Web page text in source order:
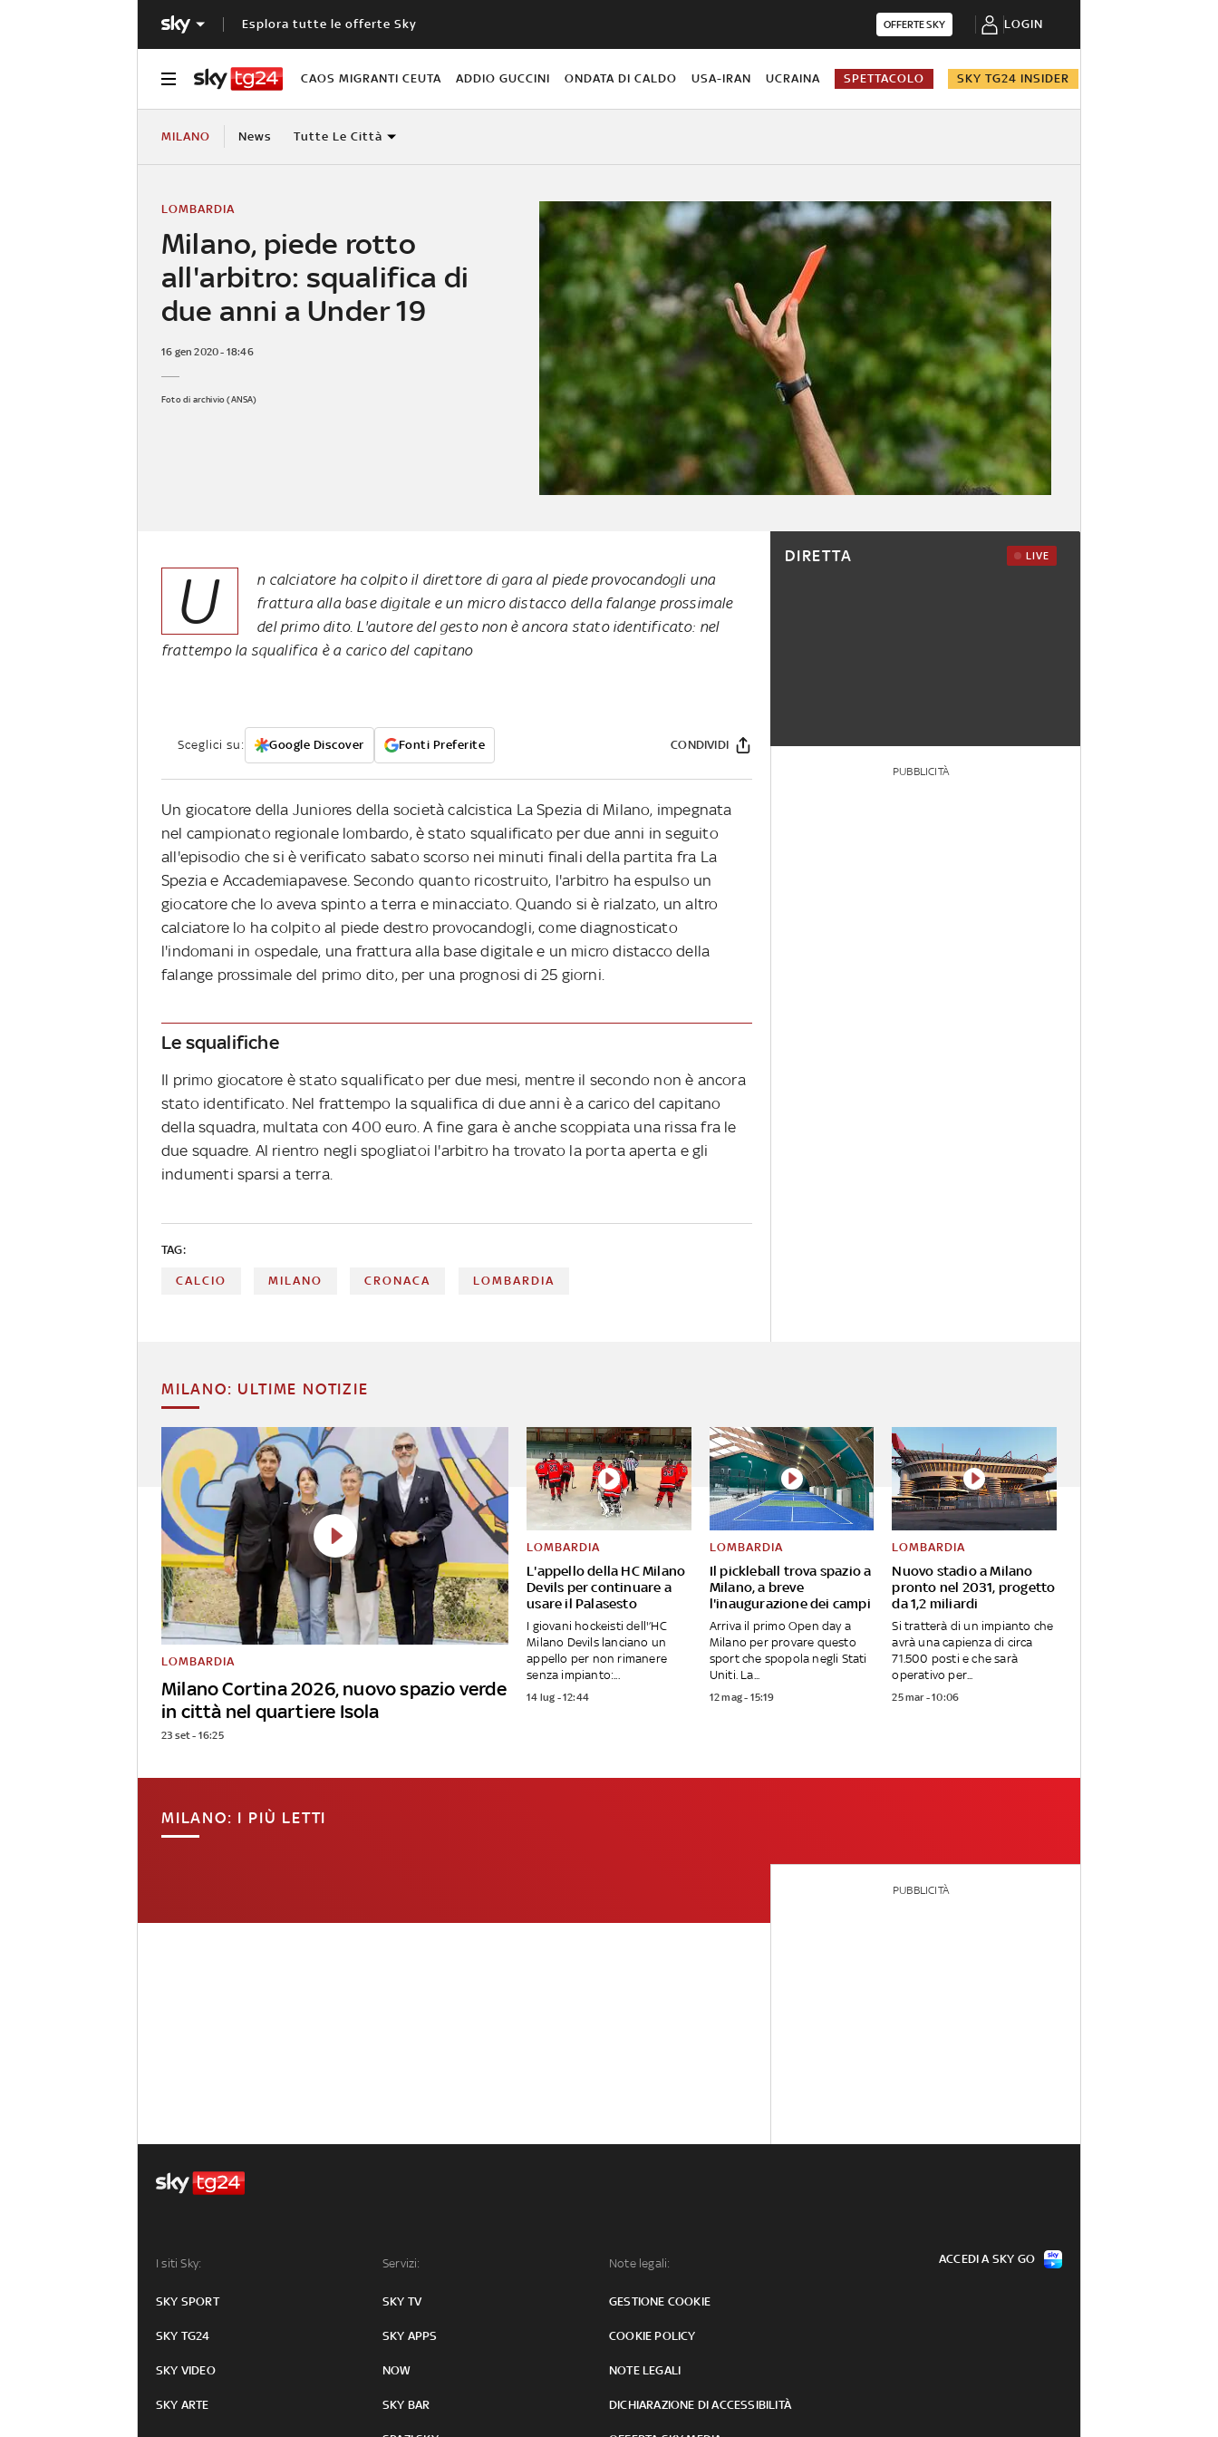
Esplora tutte le offerte Sky OFFERTE SKY LOGIN
CAOS MIGRANTI CEUTA ADDIO GUCCINI ONDATA DI CALDO USA-IRAN UCRAINA SPETTACOLO SKY TG24 INSIDER
MILANO News Tutte Le Città
Milano, piede rotto
all'arbitro: squalifica di
due anni a Under 19
LOMBARDIA
16 gen 2020 - 18:46
Foto di archivio (ANSA)
U
n calciatore ha colpito il direttore di gara al piede provocandogli una
frattura alla base digitale e un micro distacco della falange prossimale
del primo dito. L'autore del gesto non è ancora stato identificato: nel
frattempo la squalifica è a carico del capitano
Sceglici su: Google Discover Fonti Preferite CONDIVIDI
Un giocatore della Juniores della società calcistica La Spezia di Milano, impegnata
nel campionato regionale lombardo, è stato squalificato per due anni in seguito
all'episodio che si è verificato sabato scorso nei minuti finali della partita fra La
Spezia e Accademiapavese. Secondo quanto ricostruito, l'arbitro ha espulso un
giocatore che lo aveva spinto a terra e minacciato. Quando si è rialzato, un altro
calciatore lo ha colpito al piede destro provocandogli, come diagnosticato
l'indomani in ospedale, una frattura alla base digitale e un micro distacco della
falange prossimale del primo dito, per una prognosi di 25 giorni.
Le squalifiche
Il primo giocatore è stato squalificato per due mesi, mentre il secondo non è ancora
stato identificato. Nel frattempo la squalifica di due anni è a carico del capitano
della squadra, multata con 400 euro. A fine gara è anche scoppiata una rissa fra le
due squadre. Al rientro negli spogliatoi l'arbitro ha trovato la porta aperta e gli
indumenti sparsi a terra.
TAG:
CALCIO MILANO CRONACA LOMBARDIA
DIRETTA LIVE
PUBBLICITÀ
MILANO: ULTIME NOTIZIE
Milano Cortina 2026, nuovo spazio verde
in città nel quartiere Isola
LOMBARDIA
23 set - 16:25
L'appello della HC Milano
Devils per continuare a
usare il Palasesto
LOMBARDIA
I giovani hockeisti dell'’HC
Milano Devils lanciano un
appello per non rimanere
senza impianto:...
14 lug - 12:44
Il pickleball trova spazio a
Milano, a breve
l'inaugurazione dei campi
LOMBARDIA
Arriva il primo Open day a
Milano per provare questo
sport che spopola negli Stati
Uniti. La...
12 mag - 15:19
Nuovo stadio a Milano
pronto nel 2031, progetto
da 1,2 miliardi
LOMBARDIA
Si tratterà di un impianto che
avrà una capienza di circa
71.500 posti e che sarà
operativo per...
25 mar - 10:06
MILANO: I PIÙ LETTI
PUBBLICITÀ
I siti Sky:
SKY SPORT
SKY TG24
SKY VIDEO
SKY ARTE
Servizi:
SKY TV
SKY APPS
NOW
SKY BAR
Note legali:
GESTIONE COOKIE
COOKIE POLICY
NOTE LEGALI
DICHIARAZIONE DI ACCESSIBILITÀ
ACCEDI A SKY GO